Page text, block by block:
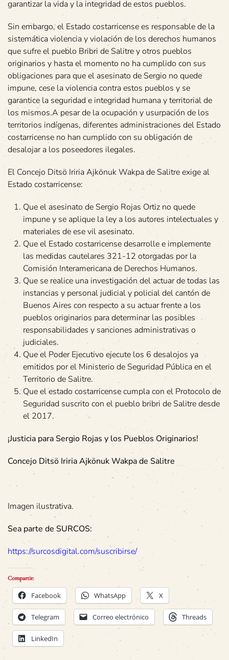
garantizar la vida y la integridad de estos pueblos.
Sin embargo, el Estado costarricense es responsable de la
sistemática violencia y violación de los derechos humanos
que sufre el pueblo Bribri de Salitre y otros pueblos
originarios y hasta el momento no ha cumplido con sus
obligaciones para que el asesinato de Sergio no quede
impune, cese la violencia contra estos pueblos y se
garantice la seguridad e integridad humana y territorial de
los mismos.A pesar de la ocupación y usurpación de los
territorios indígenas, diferentes administraciones del Estado
costarricense no han cumplido con su obligación de
desalojar a los poseedores ilegales.
El Concejo Ditsö Iriria Ajkönuk Wakpa de Salitre exige al
Estado costarricense:
Que el asesinato de Sergio Rojas Ortiz no quede
impune y se aplique la ley a los autores intelectuales y
materiales de ese vil asesinato.
Que el Estado costarricense desarrolle e implemente
las medidas cautelares 321-12 otorgadas por la
Comisión Interamericana de Derechos Humanos.
Que se realice una investigación del actuar de todas las
instancias y personal judicial y policial del cantón de
Buenos Aires con respecto a su actuar frente a los
pueblos originarios para determinar las posibles
responsabilidades y sanciones administrativas o
judiciales.
Que el Poder Ejecutivo ejecute los 6 desalojos ya
emitidos por el Ministerio de Seguridad Pública en el
Territorio de Salitre.
Que el estado costarricense cumpla con el Protocolo de
Seguridad suscrito con el pueblo bribri de Salitre desde
el 2017.
¡Justicia para Sergio Rojas y los Pueblos Originarios!
Concejo Ditsö Iriria Ajkönuk Wakpa de Salitre
Imagen ilustrativa.
Sea parte de SURCOS:
https://surcosdigital.com/suscribirse/
Compartir:
Facebook WhatsApp X
Telegram Correo electrónico Threads
LinkedIn